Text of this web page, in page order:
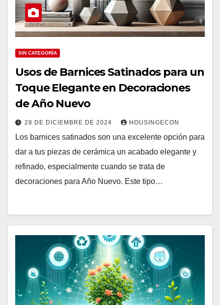
SIN CATEGORÍA
Usos de Barnices Satinados para un
Toque Elegante en Decoraciones
de Año Nuevo
28 DE DICIEMBRE DE 2024 HOUSINGECON
Los barnices satinados son una excelente opción para
dar a tus piezas de cerámica un acabado elegante y
refinado, especialmente cuando se trata de
decoraciones para Año Nuevo. Este tipo…